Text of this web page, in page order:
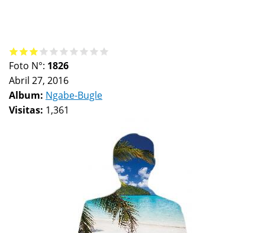
Foto N°: 1826
Abril 27, 2016
Album: Ngabe-Bugle
Visitas: 1,361